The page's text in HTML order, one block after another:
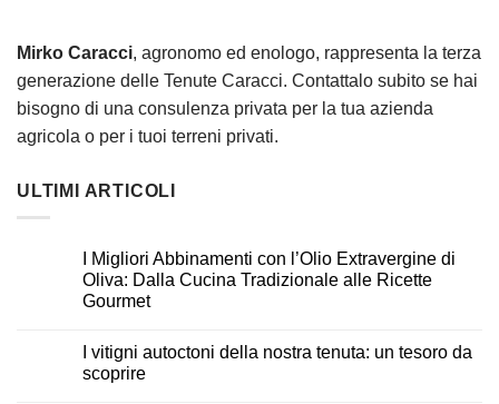
Mirko Caracci, agronomo ed enologo, rappresenta la terza
generazione delle Tenute Caracci. Contattalo subito se hai
bisogno di una consulenza privata per la tua azienda
agricola o per i tuoi terreni privati.
ULTIMI ARTICOLI
I Migliori Abbinamenti con l’Olio Extravergine di
Oliva: Dalla Cucina Tradizionale alle Ricette
Gourmet
I vitigni autoctoni della nostra tenuta: un tesoro da
scoprire